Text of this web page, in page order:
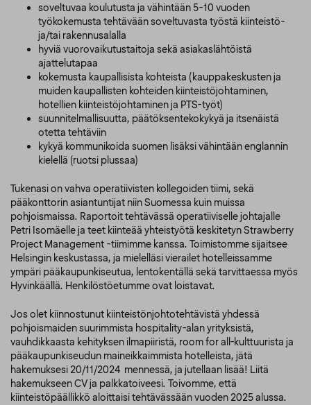
soveltuvaa koulutusta ja vähintään 5-10 vuoden
työkokemusta tehtävään soveltuvasta työstä kiinteistö-
ja/tai rakennusalalla
hyviä vuorovaikutustaitoja sekä asiakaslähtöistä
ajattelutapaa
kokemusta kaupallisista kohteista (kauppakeskusten ja
muiden kaupallisten kohteiden kiinteistöjohtaminen,
hotellien kiinteistöjohtaminen ja PTS-työt)
suunnitelmallisuutta, päätöksentekokykyä ja itsenäistä
otetta tehtäviin
kykyä kommunikoida suomen lisäksi vähintään englannin
kielellä (ruotsi plussaa)
Tukenasi on vahva operatiivisten kollegoiden tiimi, sekä
pääkonttorin asiantuntijat niin Suomessa kuin muissa
pohjoismaissa. Raportoit tehtävässä operatiiviselle johtajalle
Petri Isomäelle ja teet kiinteää yhteistyötä keskitetyn Strawberry
Project Management -tiimimme kanssa. Toimistomme sijaitsee
Helsingin keskustassa, ja mielelläsi vierailet hotelleissamme
ympäri pääkaupunkiseutua, lentokentällä sekä tarvittaessa myös
Hyvinkäällä. Henkilöstöetumme ovat loistavat.
Jos olet kiinnostunut kiinteistönjohtotehtävistä yhdessä
pohjoismaiden suurimmista hospitality-alan yrityksistä,
vauhdikkaasta kehityksen ilmapiiristä, room for all-kulttuurista ja
pääkaupunkiseudun maineikkaimmista hotelleista, jätä
hakemuksesi 20/11/2024 mennessä, ja jutellaan lisää! Liitä
hakemukseen CV ja palkkatoiveesi. Toivomme, että
kiinteistöpäällikkö aloittaisi tehtävässään vuoden 2025 alussa.